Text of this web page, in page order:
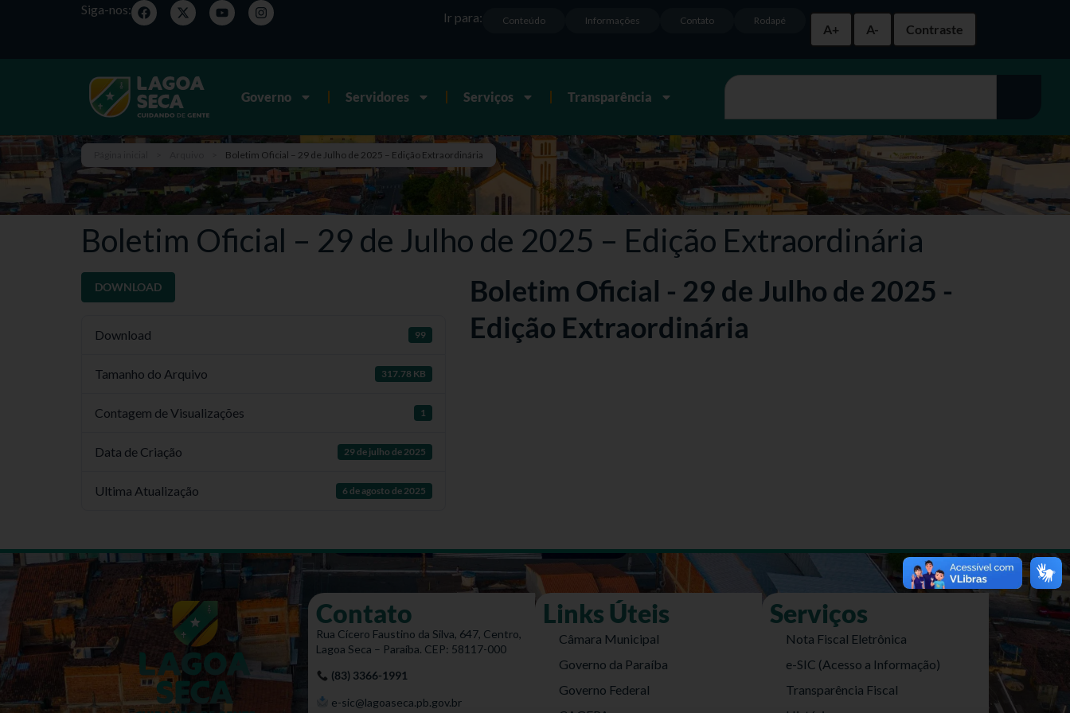
Siga-nos:
A+
A- Contraste
Rodapé
Contato
Informações
Conteúdo
Ir para:
Governo Servidores Serviços Transparência
Boletim Oficial – 29 de Julho de 2025 – Edição Extraordinária
Boletim Oficial – 29 de Julho de 2025 – Edição Extraordinária
DOWNLOAD
Download 99
Tamanho do Arquivo 317.78 KB
Contagem de Visualizações 1
Data de Criação 29 de julho de 2025
Ultima Atualização 6 de agosto de 2025
Boletim Oficial - 29 de Julho de 2025 -
Edição Extraordinária
Contato
Rua Cícero Faustino da Silva, 647, Centro,
Lagoa Seca – Paraíba. CEP: 58117-000
(83) 3366-1991
e-sic@lagoaseca.pb.gov.br
Links Úteis
Câmara Municipal
Governo da Paraíba
Governo Federal
Serviços
Nota Fiscal Eletrônica
e-SIC (Acesso a Informação)
Transparência Fiscal